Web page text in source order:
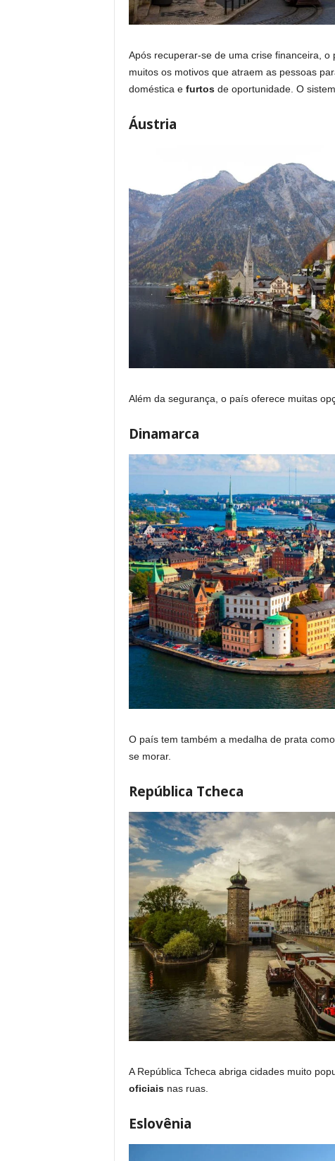
Após recuperar-se de uma crise financeira,
muitos os motivos que atraem as pessoas
doméstica e furtosde oportunidade. O
Áustria
Além da segurança, o país oferece muitas
Dinamarca
O país tem também a medalha de prata
se morar.
República Tcheca
A República Tcheca abriga cidades muito
oficiaisnas ruas.
Eslovênia